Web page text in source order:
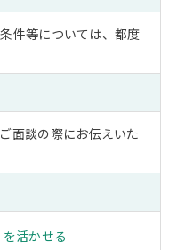
等については、都度
面談の際にお伝えいた
活かせる